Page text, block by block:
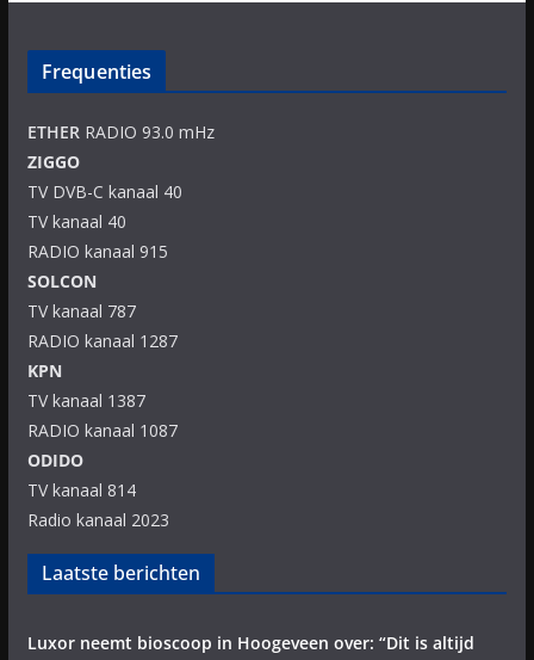
Frequenties
ETHERRADIO 93.0 mHz
ZIGGO
TV DVB-C kanaal 40
TV kanaal 40
RADIO kanaal 915
SOLCON
TV kanaal 787
RADIO kanaal 1287
KPN
TV kanaal 1387
RADIO kanaal 1087
ODIDO
TV kanaal 814
Radio kanaal 2023
Laatste berichten
Luxor neemt bioscoop in Hoogeveen over: “Dit is altijd